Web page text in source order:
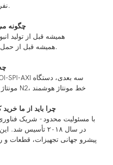
نفر در دفتر ما مشغول به کار هستند.
2. چگونه
همیشه قبل از تولید
همیشه قبل از حمل و نقل، بازرسی نهایی انجام شود.
3.
مونتاژ هوشمند، دستگاه فر جریان مجدد N2، خط مونتاژ هوشمند
۴. چرا باید از ما
پیشرو جهانی تجهیزات، قطعات و